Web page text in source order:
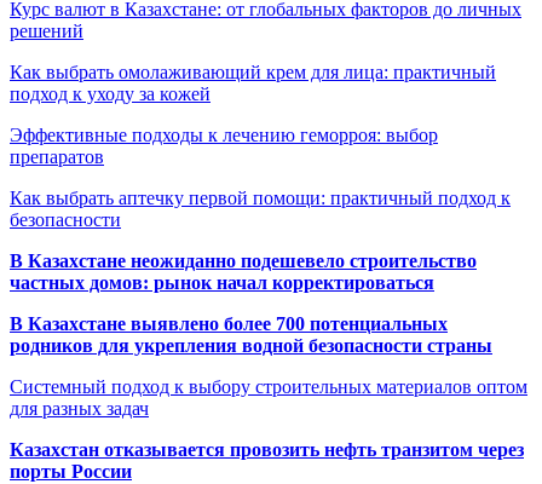
Курс валют в Казахстане: от глобальных факторов до личных
решений
Как выбрать омолаживающий крем для лица: практичный
подход к уходу за кожей
Эффективные подходы к лечению геморроя: выбор
препаратов
Как выбрать аптечку первой помощи: практичный подход к
безопасности
В Казахстане неожиданно подешевело строительство
частных домов: рынок начал корректироваться
В Казахстане выявлено более 700 потенциальных
родников для укрепления водной безопасности страны
Системный подход к выбору строительных материалов оптом
для разных задач
Казахстан отказывается провозить нефть транзитом через
порты России